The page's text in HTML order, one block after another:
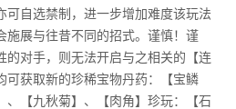
可自选禁制，进一步增加难度该玩法
施展与往昔不同的招式。谨慎！谨
的对手，则无法开启与之相关的【连
可获取新的珍稀宝物丹药：【宝鳞
、【九秋菊】、【肉角】珍玩：【石